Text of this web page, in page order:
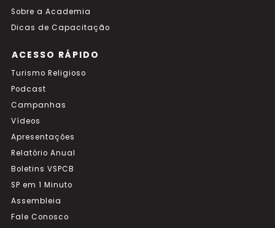
Sobre a Academia
Dicas de Capacitação
ACESSO RÁPIDO
Turismo Religioso
Podcast
Campanhas
Vídeos
Apresentações
Relatório Anual
Boletins VSPCB
SP em 1 Minuto
Assembleia
Fale Conosco